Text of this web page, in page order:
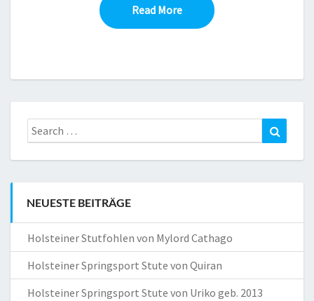
Read MoreRead More
Search
for:
NEUESTE BEITRÄGE
Holsteiner Stutfohlen von Mylord Cathago
Holsteiner Springsport Stute von Quiran
Holsteiner Springsport Stute von Uriko geb. 2013